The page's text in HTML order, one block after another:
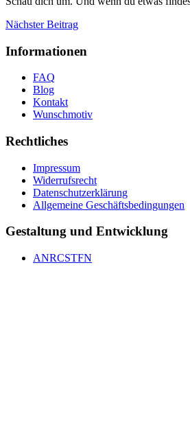
Beitragsnavigation
Nächster Beitrag
Informationen
FAQ
Blog
Kontakt
Wunschmotiv
Rechtliches
Impressum
Widerrufsrecht
Datenschutzerklärung
Allgemeine Geschäftsbedingungen
Gestaltung und Entwicklung
ANRCSTFN